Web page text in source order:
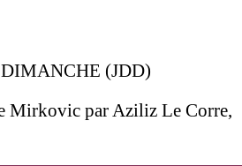
(JDD)
Mirkovic par Aziliz Le Corre,